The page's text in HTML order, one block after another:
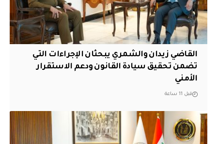
القاضي زيدان والشمري يبحثان الإجراءات التي
تضمن تحقيق سيادة القانون ودعم الاستقرار
الأمني
قبل 11 ساعة